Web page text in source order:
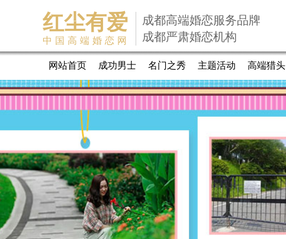
红尘有爱
中国高端婚恋网
成都高端婚恋服务品牌
成都严肃婚恋机构
网站首页 成功男士 名门之秀 主题活动 高端猎头